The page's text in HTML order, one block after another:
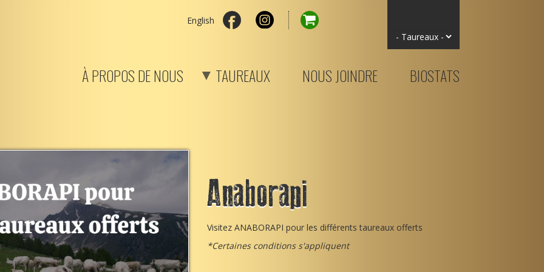
English
À PROPOS DE NOUS TAUREAUX NOUS JOINDRE BIOSTATS
Anaborapi
Visitez ANABORAPI pour les différents taureaux offerts
*Certaines conditions s'appliquent